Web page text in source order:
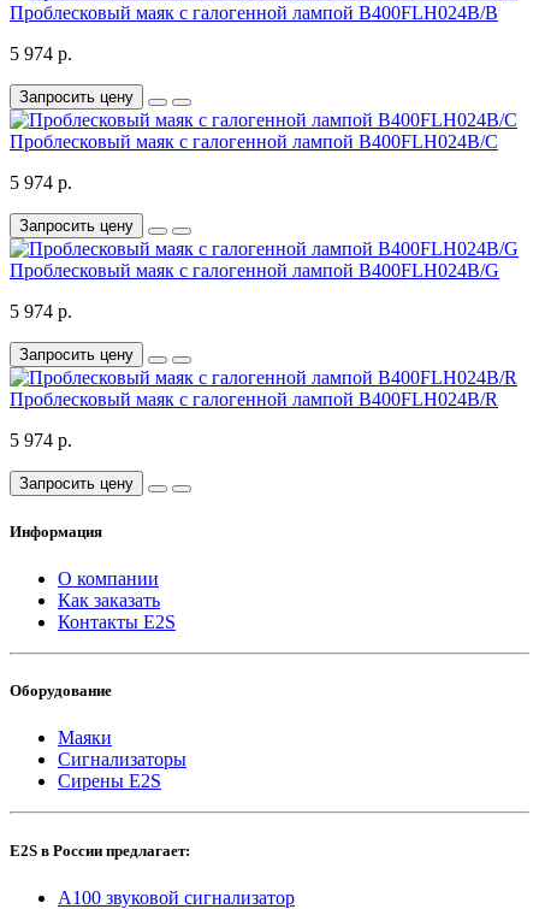
Проблесковый маяк с галогенной лампой B400FLH024B/B
5 974 р.
Запросить цену
Проблесковый маяк с галогенной лампой B400FLH024B/C
5 974 р.
Запросить цену
Проблесковый маяк с галогенной лампой B400FLH024B/G
5 974 р.
Запросить цену
Проблесковый маяк с галогенной лампой B400FLH024B/R
5 974 р.
Запросить цену
Информация
О компании
Как заказать
Контакты E2S
Оборудование
Маяки
Сигнализаторы
Сирены E2S
E2S в России предлагает:
A100 звуковой сигнализатор